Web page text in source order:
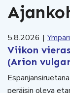
5.8.2026 |
Viikon
(Arion
peräisin oleva